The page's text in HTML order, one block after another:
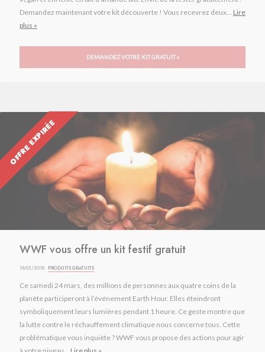
Demandez maintenant votre kit découverte ! Vous recevrez deux... Lire
plus »
DEMANDEZ VOTRE KIT GRATUIT »
OFFRE EXPIRÉE
WWF vous offre un kit festif gratuit
19/03/2018 · PRODUITS GRATUITS
Ce samedi 24 mars, des millions de personnes aux quatre coins de la
planète participeront à l’événement Earth Hour. Elles éteindront
symboliquement leurs lumières pendant 1 heure. Ce geste montre que
la lutte contre le réchauffement climatique nous concerne tous. Cette
problématique vous inquiète ? WWF vous propose des actions pour agir